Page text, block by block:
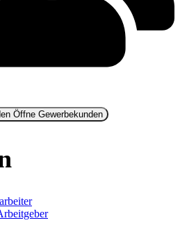
Öffne Gewerbekunden